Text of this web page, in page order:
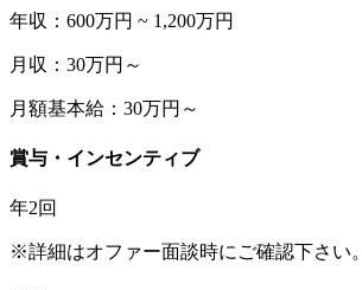
年収：600万円 ~ 1,200万円
月収：30万円～
月額基本給：30万円～
賞与・インセンティブ
年2回
※詳細はオファー面談時にご確認下さい。